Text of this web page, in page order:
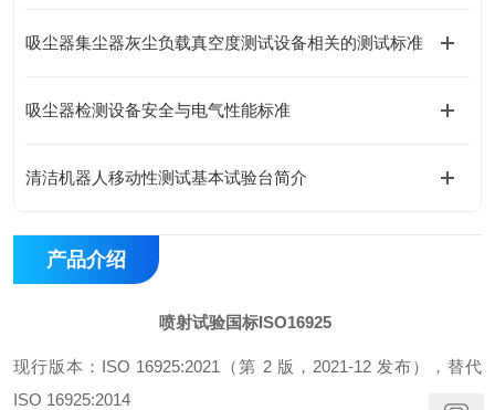
吸尘器集尘器灰尘负载真空度测试设备相关的测试标准
吸尘器检测设备安全与电气性能标准
清洁机器人移动性测试基本试验台简介
产品介绍
喷射试验国标ISO16925
现行版本：ISO 16925:2021（第 2 版，2021‑12 发布），替代
ISO 16925:2014